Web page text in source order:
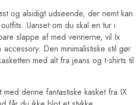
og alsidigt udseende, der nemt kan
Uanset om du skal en tur i
slappe af med vennerne, vil Ix
Den minimalistiske stil gør
med alt fra jeans og t-shirts til
denne fantastiske kasket fra IX